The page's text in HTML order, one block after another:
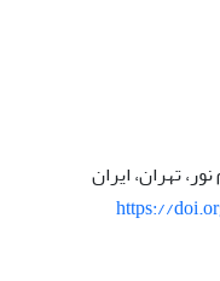
تهران، ایران
https://